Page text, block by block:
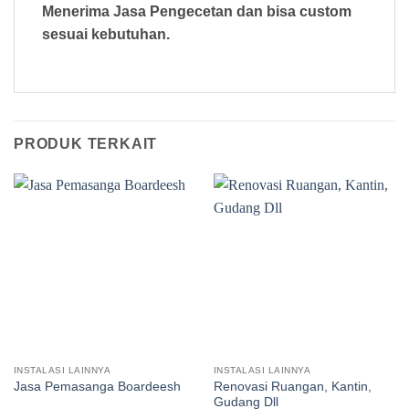
Menerima Jasa Pengecetan dan bisa custom
sesuai kebutuhan.
PRODUK TERKAIT
INSTALASI LAINNYA
Jasa Pemasanga Boardeesh
INSTALASI LAINNYA
Renovasi Ruangan, Kantin,
Gudang Dll